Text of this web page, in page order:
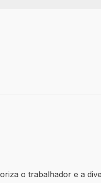
o trabalhador e a